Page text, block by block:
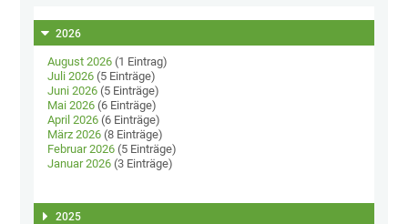
2026
August 2026 (1 Eintrag)
Juli 2026 (5 Einträge)
Juni 2026 (5 Einträge)
Mai 2026 (6 Einträge)
April 2026 (6 Einträge)
März 2026 (8 Einträge)
Februar 2026 (5 Einträge)
Januar 2026 (3 Einträge)
2025